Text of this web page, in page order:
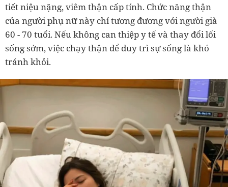
tiết niệu nặng, viêm thận cấp tính. Chức năng thận
của người phụ nữ này chỉ tương đương với người già
60 - 70 tuổi. Nếu không can thiệp y tế và thay đổi lối
sống sớm, việc chạy thận để duy trì sự sống là khó
tránh khỏi.